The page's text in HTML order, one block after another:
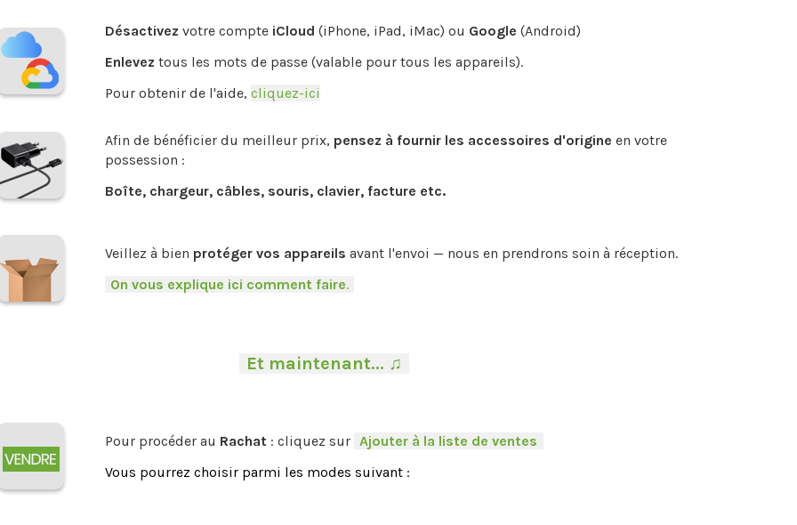
Désactivez votre compte iCloud (iPhone, iPad, iMac) ou Google (Android)
Enlevez tous les mots de passe (valable pour tous les appareils).
Pour obtenir de l'aide, cliquez-ici
Afin de bénéficier du meilleur prix, pensez à fournir les accessoires d'origine en votre
possession :
Boîte, chargeur, câbles, souris, clavier, facture etc.
Veillez à bien protéger vos appareils avant l'envoi — nous en prendrons soin à réception.
On vous explique ici comment faire.-
Et maintenant... ♫
Pour procéder au Rachat: cliquez sur Ajouter à la liste de ventes
Vous pourrez choisir parmi les modes suivant :